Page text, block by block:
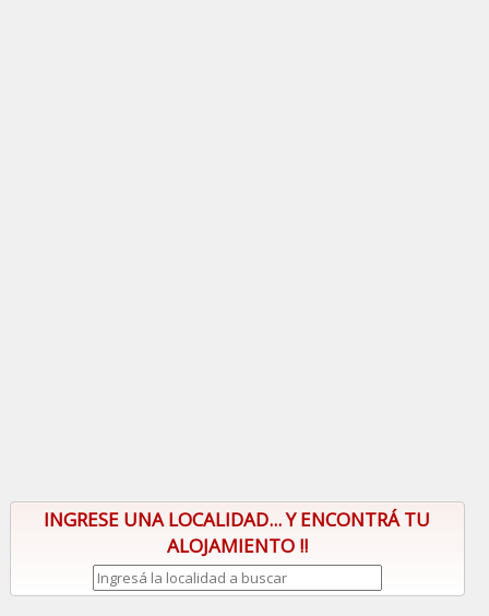
INGRESE UNA LOCALIDAD... Y ENCONTRÁ TU
ALOJAMIENTO !!